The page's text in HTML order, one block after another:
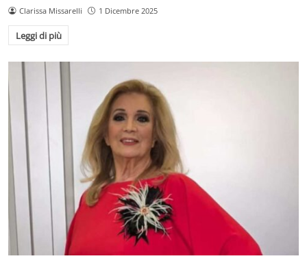
Clarissa Missarelli 1 Dicembre 2025
Leggi di più